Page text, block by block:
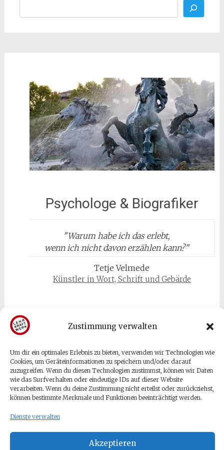
Zustimmung verwalten
Um dir ein optimales Erlebnis zu bieten, verwenden wir Technologien wie
Cookies, um Geräteinformationen zu speichern und/oder darauf
zuzugreifen. Wenn du diesen Technologien zustimmst, können wir Daten
wie das Surfverhalten oder eindeutige IDs auf dieser Website
verarbeiten. Wenn du deine Zustimmung nicht erteilst oder zurückziehst,
können bestimmte Merkmale und Funktionen beeinträchtigt werden.
Dienste verwalten
Akzeptieren
Psychologe & Biografiker
"Warum habe ich das erlebt,
wenn ich nicht davon erzählen kann?"
Tetje Velmede
Künstler in Wort, Schrift und Gebärde
Gäste & Besucher
Anmelden
Eintrags-Feed
Kommentar-Feed
WordPress.org